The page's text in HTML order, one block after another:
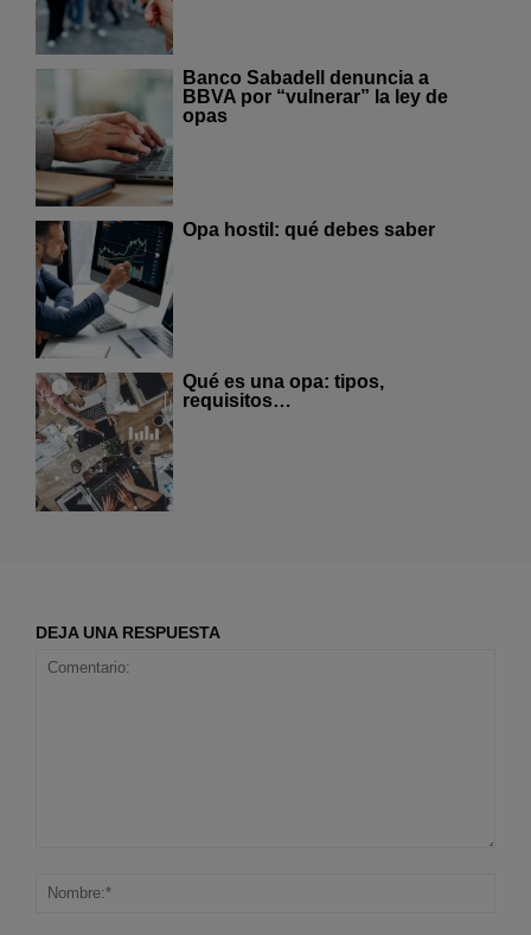
Banco Sabadell denuncia a
BBVA por “vulnerar” la ley de
opas
Opa hostil: qué debes saber
Qué es una opa: tipos,
requisitos…
DEJA UNA RESPUESTA